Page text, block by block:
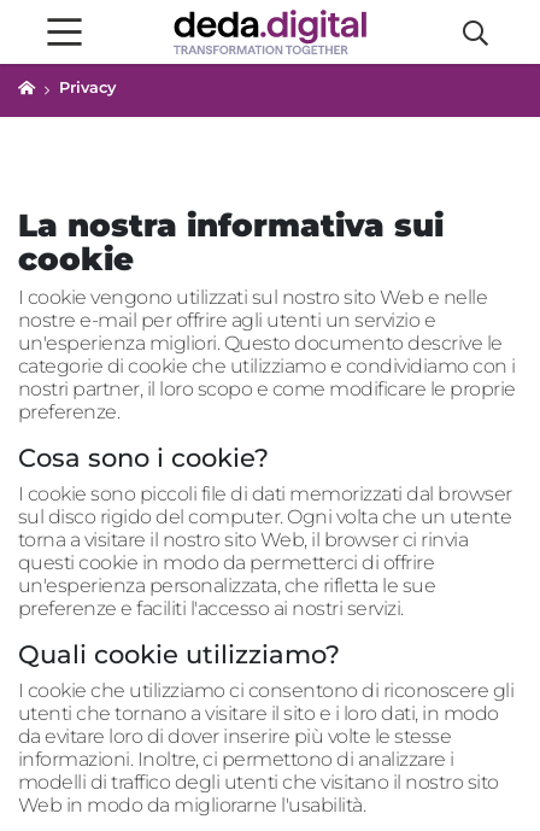
Privacy
La nostra informativa sui
cookie
I cookie vengono utilizzati sul nostro sito Web e nelle
nostre e-mail per offrire agli utenti un servizio e
un'esperienza migliori. Questo documento descrive le
categorie di cookie che utilizziamo e condividiamo con i
nostri partner, il loro scopo e come modificare le proprie
preferenze.
Cosa sono i cookie?
I cookie sono piccoli file di dati memorizzati dal browser
sul disco rigido del computer. Ogni volta che un utente
torna a visitare il nostro sito Web, il browser ci rinvia
questi cookie in modo da permetterci di offrire
un'esperienza personalizzata, che rifletta le sue
preferenze e faciliti l'accesso ai nostri servizi.
Quali cookie utilizziamo?
I cookie che utilizziamo ci consentono di riconoscere gli
utenti che tornano a visitare il sito e i loro dati, in modo
da evitare loro di dover inserire più volte le stesse
informazioni. Inoltre, ci permettono di analizzare i
modelli di traffico degli utenti che visitano il nostro sito
Web in modo da migliorarne l'usabilità.